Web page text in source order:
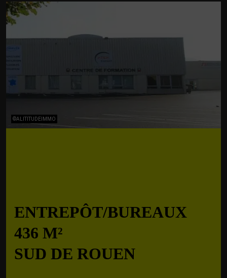
ENTREPÔT/BUREAUX
436 M²
SUD DE ROUEN
©ALITITUDEIMMO